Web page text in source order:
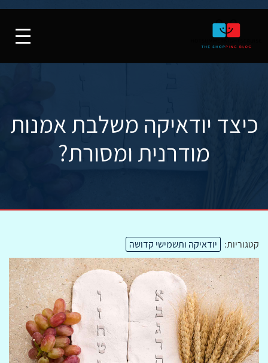
כיצד יודאיקה משלבת אמנות
מודרנית ומסורת?
קטגוריות: יודאיקה ותשמישי קדושה